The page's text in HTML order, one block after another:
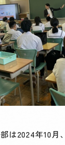
は2024年10月